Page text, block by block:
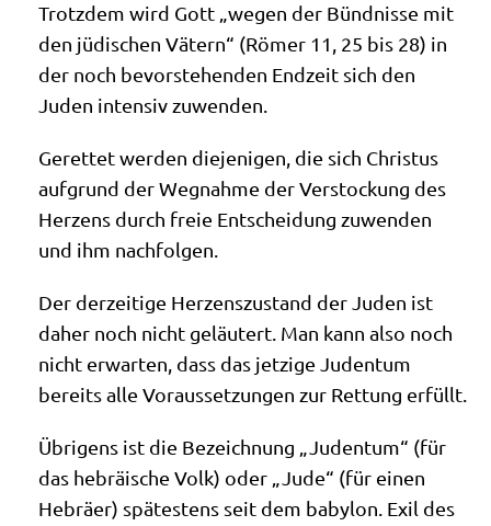
Trotz­dem wird Gott „wegen der Bünd­nis­se mit
den jüdi­schen Vätern“ (Römer 11, 25 bis 28) in
der noch bevor­ste­hen­den End­zeit sich den
Juden inten­siv zuwenden.
Geret­tet wer­den die­je­ni­gen, die sich Chri­stus
auf­grund der Weg­nah­me der Ver­stockung des
Her­zens durch freie Ent­schei­dung zuwen­den
und ihm nachfolgen.
Der der­zei­ti­ge Her­zens­zu­stand der Juden ist
daher noch nicht geläu­tert. Man kann also noch
nicht erwar­ten, dass das jet­zi­ge Juden­tum
bereits alle Vor­aus­set­zun­gen zur Ret­tung erfüllt.
Übri­gens ist die Bezeich­nung „Juden­tum“ (für
das hebräi­sche Volk) oder „Jude“ (für einen
Hebrä­er) spä­te­stens seit dem baby­lon. Exil des